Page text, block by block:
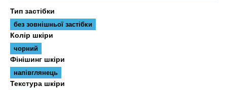
Тип застібки
без зовнішньої застібки
Колір шкіри
чорний
Фінішинг шкіри
напівглянець
Текстура шкіри